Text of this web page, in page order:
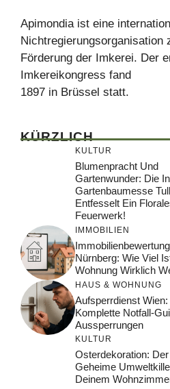
Apimondia ist eine
Nichtregierungsorganisation
Förderung der Imkerei. Der
Imkereikongress fand
1897 in Brüssel statt.
KÜRZLICH
KULTUR
Blumenpracht Und
Gartenwunder: Die
Gartenbaumesse
Entfesselt Ein
Feuerwerk!
IMMOBILIEN
Nürnberg: Wie Viel
Wohnung Wirklich
HAUS & WOHNUNG
Aufsperrdienst
Komplette Notfall-
Aussperrungen
KULTUR
Osterdekoration: Der
Geheime
Deinem